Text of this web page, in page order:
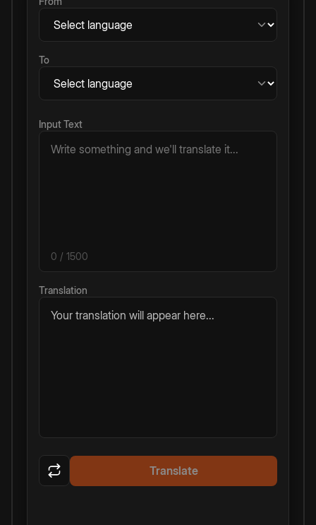
To
Input Text
0 / 1500
Translation
Your translation will appear here...
Translate